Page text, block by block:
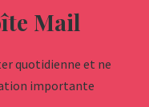
Mail
quotidienne et ne
importante